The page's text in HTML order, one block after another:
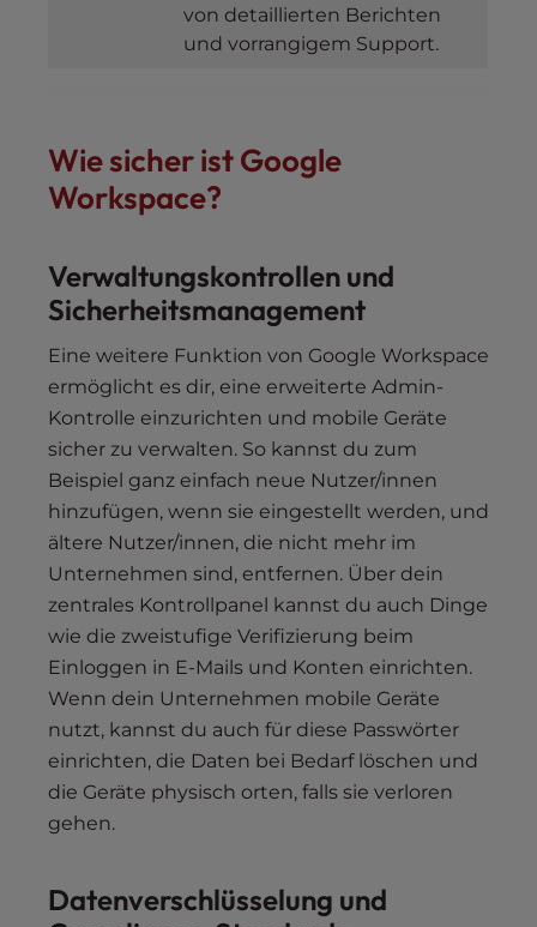
von detaillierten Berichten
und vorrangigem Support.
Wie sicher ist Google
Workspace?
Verwaltungskontrollen und
Sicherheitsmanagement
Eine weitere Funktion von Google Workspace
ermöglicht es dir, eine erweiterte Admin-
Kontrolle einzurichten und mobile Geräte
sicher zu verwalten. So kannst du zum
Beispiel ganz einfach neue Nutzer/innen
hinzufügen, wenn sie eingestellt werden, und
ältere Nutzer/innen, die nicht mehr im
Unternehmen sind, entfernen. Über dein
zentrales Kontrollpanel kannst du auch Dinge
wie die zweistufige Verifizierung beim
Einloggen in E-Mails und Konten einrichten.
Wenn dein Unternehmen mobile Geräte
nutzt, kannst du auch für diese Passwörter
einrichten, die Daten bei Bedarf löschen und
die Geräte physisch orten, falls sie verloren
gehen.
Datenverschlüsselung und